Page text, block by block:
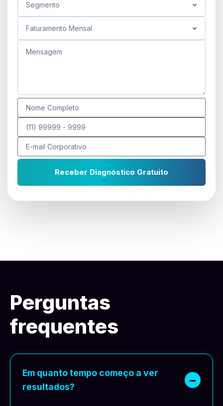
Receber Diagnóstico Gratuito
Perguntas
frequentes
Em quanto tempo começo a ver
resultados?